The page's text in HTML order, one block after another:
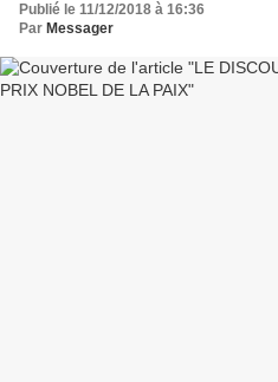
Publié le 11/12/2018 à 16:36
Par Messager